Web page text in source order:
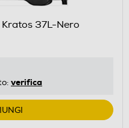
37L-Nero
verifica